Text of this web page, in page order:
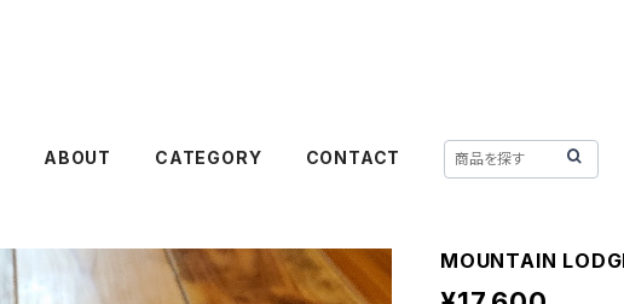
ABOUT CATEGORY CONTACT
MOUNTAIN